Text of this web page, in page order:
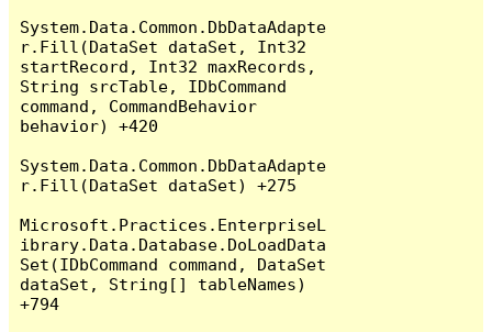
System.Data.Common.DbDataAdapte
r.Fill(DataSet dataSet, Int32
startRecord, Int32 maxRecords,
String srcTable, IDbCommand
command, CommandBehavior
behavior) +420
System.Data.Common.DbDataAdapte
r.Fill(DataSet dataSet) +275
Microsoft.Practices.EnterpriseL
ibrary.Data.Database.DoLoadData
Set(IDbCommand command, DataSet
dataSet, String[] tableNames)
+794